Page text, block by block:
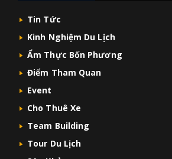
Tin Tức
Kinh Nghiệm Du Lịch
Ẩm Thực Bốn Phương
Điểm Tham Quan
Event
Cho Thuê Xe
Team Building
Tour Du Lịch